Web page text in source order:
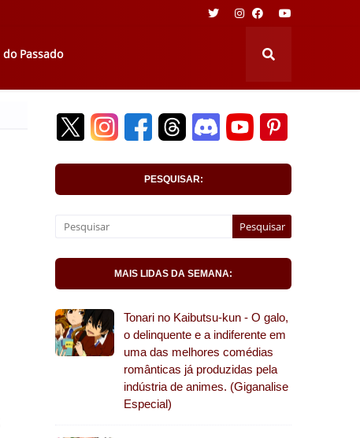
do Passado
PESQUISAR:
MAIS LIDAS DA SEMANA:
Tonari no Kaibutsu-kun - O galo,
o delinquente e a indiferente em
uma das melhores comédias
românticas já produzidas pela
indústria de animes. (Giganalise
Especial)